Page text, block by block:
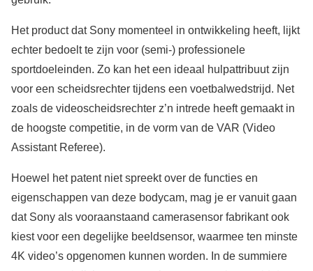
Het product dat Sony momenteel in ontwikkeling heeft, lijkt
echter bedoelt te zijn voor (semi-) professionele
sportdoeleinden. Zo kan het een ideaal hulpattribuut zijn
voor een scheidsrechter tijdens een voetbalwedstrijd. Net
zoals de videoscheidsrechter z’n intrede heeft gemaakt in
de hoogste competitie, in de vorm van de VAR (Video
Assistant Referee).
Hoewel het patent niet spreekt over de functies en
eigenschappen van deze bodycam, mag je er vanuit gaan
dat Sony als vooraanstaand camerasensor fabrikant ook
kiest voor een degelijke beeldsensor, waarmee ten minste
4K video’s opgenomen kunnen worden. In de summiere